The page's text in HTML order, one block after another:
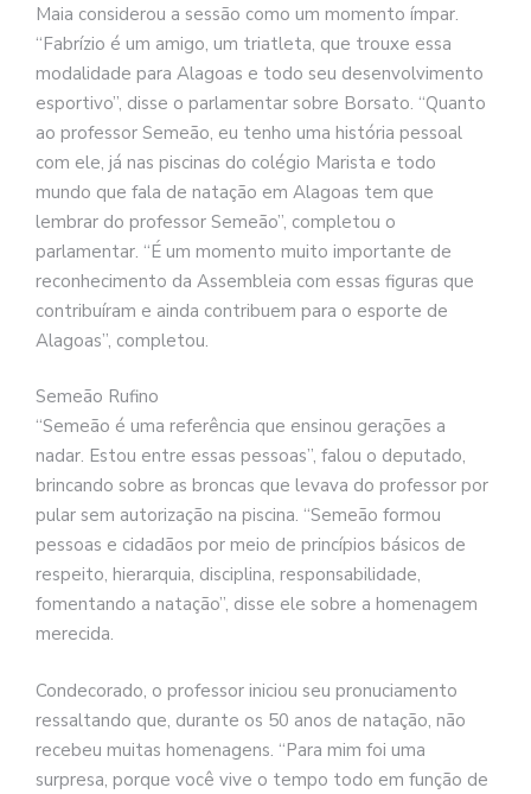
Maia considerou a sessão como um momento ímpar.
“Fabrízio é um amigo, um triatleta, que trouxe essa
modalidade para Alagoas e todo seu desenvolvimento
esportivo”, disse o parlamentar sobre Borsato. “Quanto
ao professor Semeão, eu tenho uma história pessoal
com ele, já nas piscinas do colégio Marista e todo
mundo que fala de natação em Alagoas tem que
lembrar do professor Semeão”, completou o
parlamentar. “É um momento muito importante de
reconhecimento da Assembleia com essas figuras que
contribuíram e ainda contribuem para o esporte de
Alagoas”, completou.
Semeão Rufino
“Semeão é uma referência que ensinou gerações a
nadar. Estou entre essas pessoas”, falou o deputado,
brincando sobre as broncas que levava do professor por
pular sem autorização na piscina. “Semeão formou
pessoas e cidadãos por meio de princípios básicos de
respeito, hierarquia, disciplina, responsabilidade,
fomentando a natação”, disse ele sobre a homenagem
merecida.
Condecorado, o professor iniciou seu pronuciamento
ressaltando que, durante os 50 anos de natação, não
recebeu muitas homenagens. “Para mim foi uma
surpresa, porque você vive o tempo todo em função de